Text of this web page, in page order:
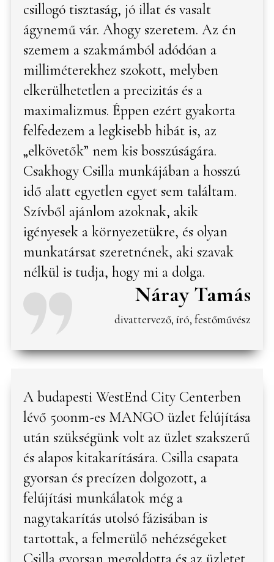
csillogó tisztaság, jó illat és vasalt
ágynemű vár. Ahogy szeretem. Az én
szemem a szakmámból adódóan a
milliméterekhez szokott, melyben
elkerülhetetlen a precizitás és a
maximalizmus. Éppen ezért gyakorta
felfedezem a legkisebb hibát is, az
„elkövetők” nem kis bosszúságára.
Csakhogy Csilla munkájában a hosszú
idő alatt egyetlen egyet sem találtam.
Szívből ajánlom azoknak, akik
igényesek a környezetükre, és olyan
munkatársat szeretnének, aki szavak
nélkül is tudja, hogy mi a dolga.
Náray Tamás
divattervező, író, festőművész
A budapesti WestEnd City Centerben
lévő 500nm-es MANGO üzlet felújítása
után szükségünk volt az üzlet szakszerű
és alapos kitakarítására. Csilla csapata
gyorsan és precízen dolgozott, a
felújítási munkálatok még a
nagytakarítás utolsó fázisában is
tartottak, a felmerülő nehézségeket